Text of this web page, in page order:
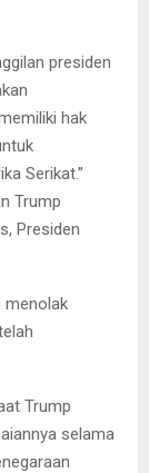
presiden
hak
Serikat.”
Trump
Presiden
menolak
Trump
selama